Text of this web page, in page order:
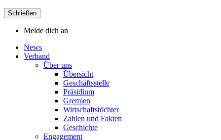
Schließen
Melde dich an
News
Verband
Über uns
Übersicht
Geschäftsstelle
Präsidium
Gremien
Wirtschaftstöchter
Zahlen und Fakten
Geschichte
Engagement